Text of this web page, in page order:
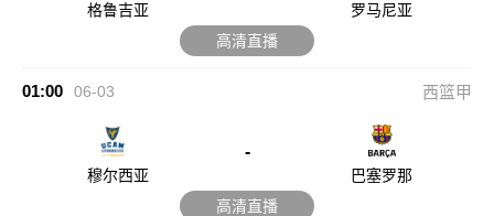
格鲁吉亚
罗马尼亚
高清直播
01:00 06-03 西篮甲
穆尔西亚
-
巴塞罗那
高清直播